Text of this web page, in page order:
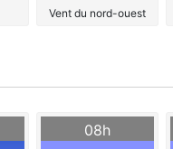
Vent du nord-ouest
08h